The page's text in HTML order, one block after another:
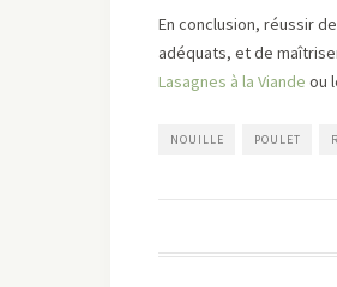
En conclusion, réussir
adéquats, et de
Lasagnes à la Viande ou
NOUILLE POULET